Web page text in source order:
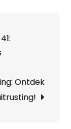
Ontdek